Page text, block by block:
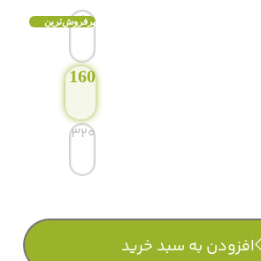
80
160
320
افزودن به سبد خرید